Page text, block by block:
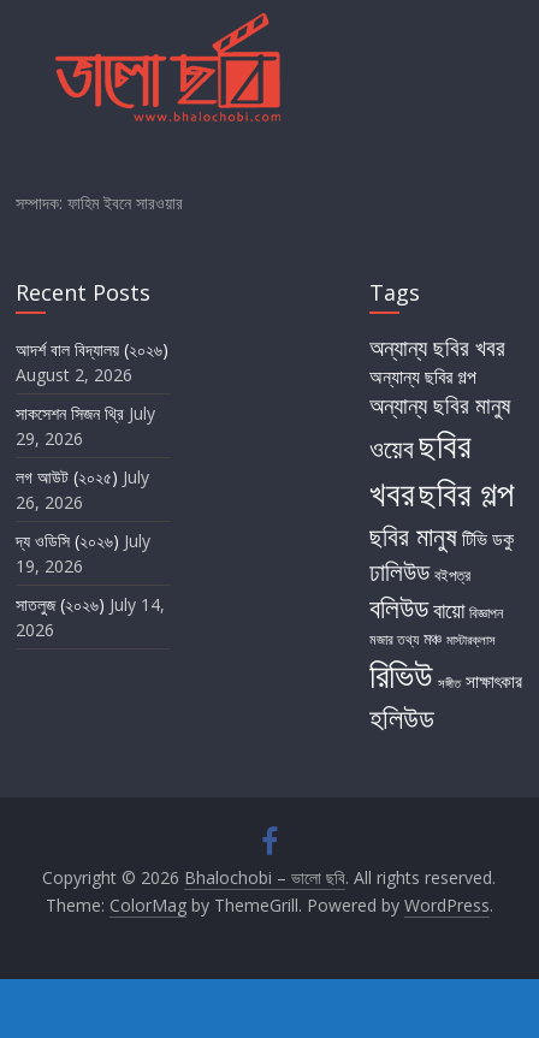
সম্পাদক: ফাহিম ইবনে সারওয়ার
Recent Posts
আদর্শ বাল বিদ্যালয় (২০২৬)
August 2, 2026
সাকসেশন সিজন থ্রি July
29, 2026
লগ আউট (২০২৫) July
26, 2026
দ্য ওডিসি (২০২৬) July
19, 2026
সাতলুজ (২০২৬) July 14,
2026
Tags
অন্যান্য ছবির খবর
অন্যান্য ছবির গল্প
অন্যান্য ছবির মানুষ
ওয়েবছবির
খবরছবির গল্প
ছবির মানুষটিভিডকু
ঢালিউড বইপত্র
বলিউডবায়ো বিজ্ঞাপন
মজার তথ্য মঞ্চ মাস্টারক্লাস
রিভিউ সঙ্গীত সাক্ষাৎকার
হলিউড
Copyright © 2026 Bhalochobi – ভালো ছবি. All rights reserved.
Theme: ColorMagby ThemeGrill. Powered by WordPress.